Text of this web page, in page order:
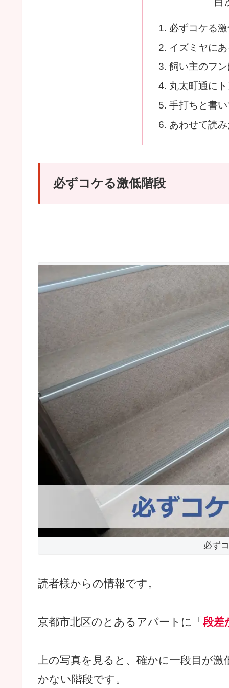
必ずコケる
イズミヤに
飼い主のフ
丸太町通に
手打ちと書
あわせて読
必ずコケる激低階段
必ず
読者様からの情報です。
京都市北区のとあるアパートに「 段差
上の写真を見ると、確かに一段目が
かない階段です。